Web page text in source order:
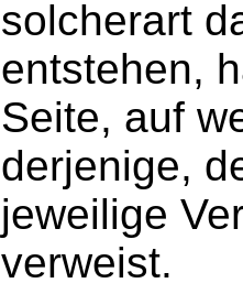
solcherart
entstehen,
Seite, auf
derjenige,
jeweilige
verweist.